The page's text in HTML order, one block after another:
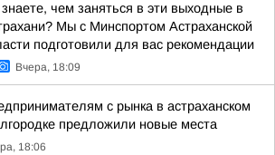
чем заняться в эти выходные в
Мы с Минспортом Астраханской
подготовили для вас рекомендации
Вчера, 18:09
с рынка в астраханском
предложили новые места
18:06